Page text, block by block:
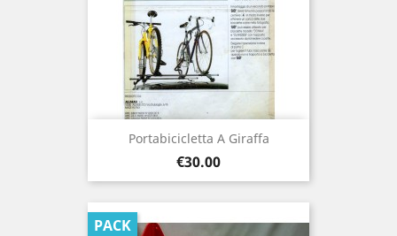
Portabicicletta A Giraffa
Price
€30.00
PACK